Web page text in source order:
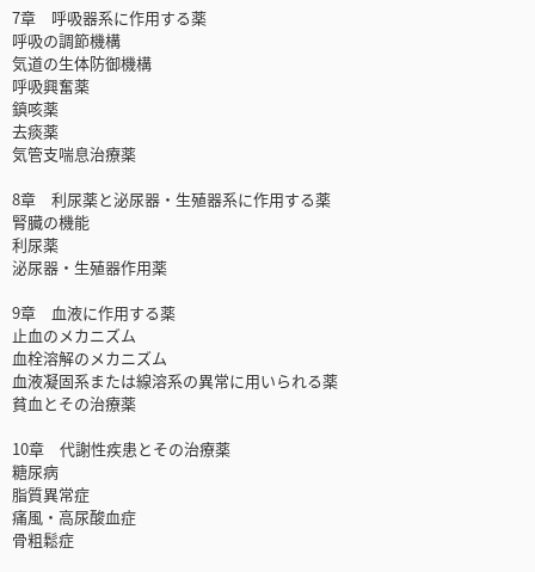
7章 呼吸器系に作用する薬
呼吸の調節機構
気道の生体防御機構
呼吸興奮薬
鎮咳薬
去痰薬
気管支喘息治療薬
8章 利尿薬と泌尿器・生殖器系に作用する薬
腎臓の機能
利尿薬
泌尿器・生殖器作用薬
9章 血液に作用する薬
止血のメカニズム
血栓溶解のメカニズム
血液凝固系または線溶系の異常に用いられる薬
貧血とその治療薬
10章 代謝性疾患とその治療薬
糖尿病
脂質異常症
痛風・高尿酸血症
骨粗鬆症